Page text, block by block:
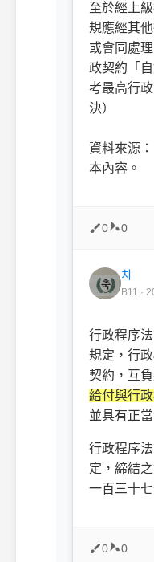
至於經上
規應經其
或會同處
政契約「
考最高行
決）
資料來源
本內容。
0 0
치
B11 ·
行政程序
規定，行
契約，互
給付與行
並具有正
行政程序
定，締結
一百三十
0 0